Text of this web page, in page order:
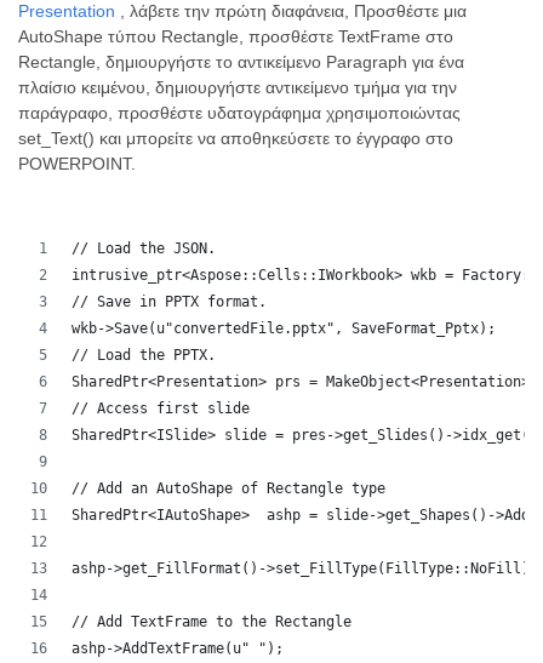
Presentation , λάβετε την πρώτη διαφάνεια, Προσθέστε μια
AutoShape τύπου Rectangle, προσθέστε TextFrame στο
Rectangle, δημιουργήστε το αντικείμενο Paragraph για ένα
πλαίσιο κειμένου, δημιουργήστε αντικείμενο τμήμα για την
παράγραφο, προσθέστε υδατογράφημα χρησιμοποιώντας
set_Text() και μπορείτε να αποθηκεύσετε το έγγραφο στο
POWERPOINT.
// Load the JSON.
intrusive_ptr<Aspose::Cells::IWorkbook> wkb =
// Save in PPTX format.
wkb->Save(u"convertedFile.pptx", SaveFormat_Pptx);
// Load the PPTX.
SharedPtr<Presentation> prs =
// Access first slide
SharedPtr<ISlide> slide = pres->get_Slides()-
// Add an AutoShape of Rectangle type
SharedPtr<IAutoShape>  ashp = slide->get_Shapes()-
ashp->get_FillFormat()->set_FillType(FillType::NoFill);
// Add TextFrame to the Rectangle
ashp->AddTextFrame(u" ");